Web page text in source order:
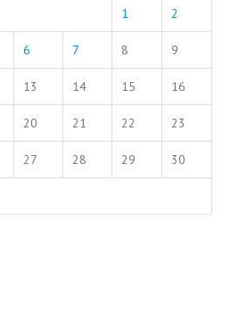
1 2
6 7 8 9
13 14 15 16
20 21 22 23
27 28 29 30